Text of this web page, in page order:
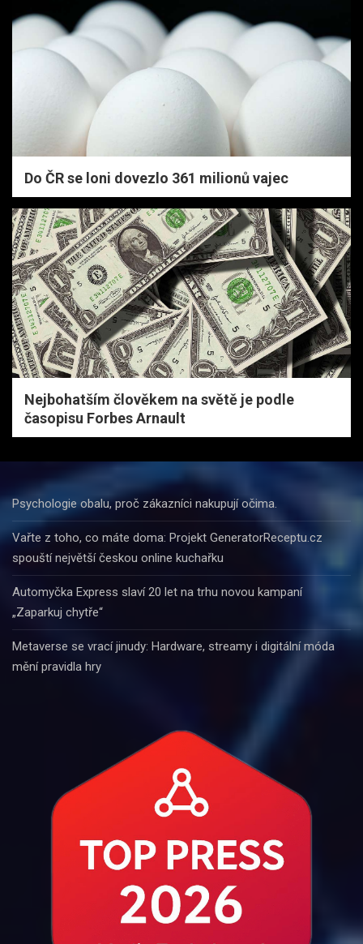
Do ČR se loni dovezlo 361 milionů vajec
Nejbohatším člověkem na světě je podle
časopisu Forbes Arnault
Psychologie obalu, proč zákazníci nakupují očima.
Vařte z toho, co máte doma: Projekt GeneratorReceptu.cz
spouští největší českou online kuchařku
Automyčka Express slaví 20 let na trhu novou kampaní
„Zaparkuj chytře“
Metaverse se vrací jinudy: Hardware, streamy i digitální móda
mění pravidla hry